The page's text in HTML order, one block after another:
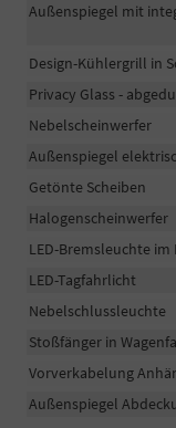
Außenspiegel mit
Design-Kühlergrill in
Privacy Glass -
Nebelscheinwerfer
Außenspiegel
Getönte Scheiben
Halogenscheinwerfer
LED-Bremsleuchte
LED-Tagfahrlicht
Nebelschlussleuchte
Stoßfänger in
Vorverkabelung
Außenspiegel